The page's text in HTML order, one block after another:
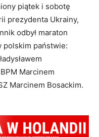
piątek i sobotę
prezydenta Ukrainy,
odbył maraton
polskim państwie:
Marcinem
Marcinem Bosackim.